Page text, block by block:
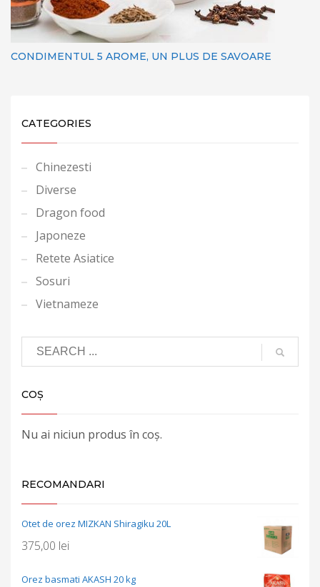
CONDIMENTUL 5 AROME, UN PLUS DE SAVOARE
CATEGORIES
Chinezesti
Diverse
Dragon food
Japoneze
Retete Asiatice
Sosuri
Vietnameze
COȘ
Nu ai niciun produs în coș.
RECOMANDARI
Otet de orez MIZKAN Shiragiku 20L
375,00 lei
Orez basmati AKASH 20 kg